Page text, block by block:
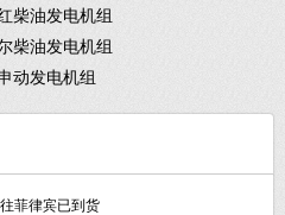
柴油发电机组
柴油发电机组
动发电机组
菲律宾已到货